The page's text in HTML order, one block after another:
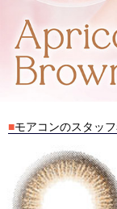
■モアコンのスタッ